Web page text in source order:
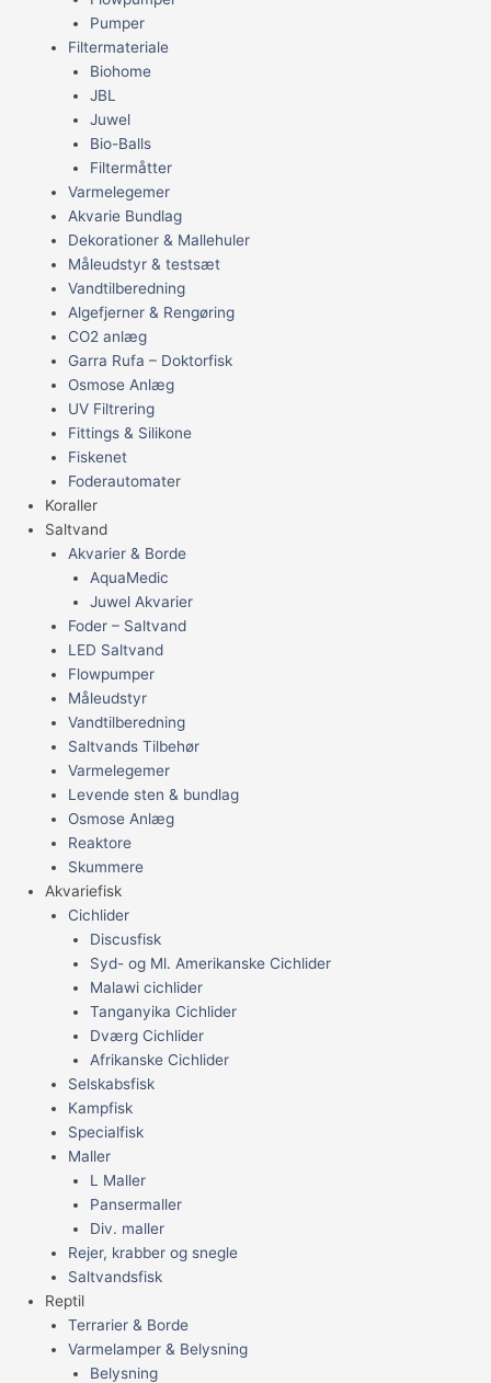
Pumper
Filtermateriale
Biohome
JBL
Juwel
Bio-Balls
Filtermåtter
Varmelegemer
Akvarie Bundlag
Dekorationer & Mallehuler
Måleudstyr & testsæt
Vandtilberedning
Algefjerner & Rengøring
CO2 anlæg
Garra Rufa – Doktorfisk
Osmose Anlæg
UV Filtrering
Fittings & Silikone
Fiskenet
Foderautomater
Koraller
Saltvand
Akvarier & Borde
AquaMedic
Juwel Akvarier
Foder – Saltvand
LED Saltvand
Flowpumper
Måleudstyr
Vandtilberedning
Saltvands Tilbehør
Varmelegemer
Levende sten & bundlag
Osmose Anlæg
Reaktore
Skummere
Akvariefisk
Cichlider
Discusfisk
Syd- og Ml. Amerikanske Cichlider
Malawi cichlider
Tanganyika Cichlider
Dværg Cichlider
Afrikanske Cichlider
Selskabsfisk
Kampfisk
Specialfisk
Maller
L Maller
Pansermaller
Div. maller
Rejer, krabber og snegle
Saltvandsfisk
Reptil
Terrarier & Borde
Varmelamper & Belysning
Belysning